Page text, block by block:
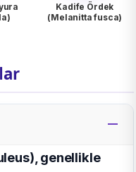
Kadife Ördek
(Melanitta fusca)
genellikle